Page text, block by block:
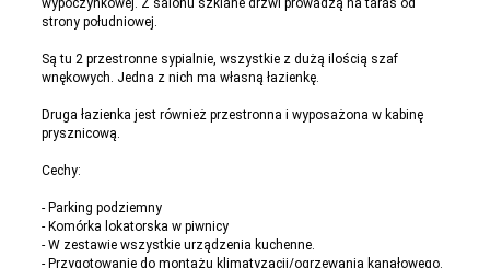
wypoczynkowej. Z salonu szklane drzwi prowadzą na taras od
strony południowej.
Są tu 2 przestronne sypialnie, wszystkie z dużą ilością szaf
wnękowych. Jedna z nich ma własną łazienkę.
Druga łazienka jest również przestronna i wyposażona w kabinę
prysznicową.
Cechy:
- Parking podziemny
- Komórka lokatorska w piwnicy
- W zestawie wszystkie urządzenia kuchenne.
- Przygotowanie do montażu klimatyzacji/ogrzewania kanałowego.